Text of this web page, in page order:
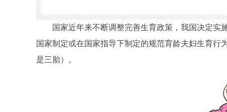
国家近年来不断调整完善生育政策，我国决定实
国家制定或在国家指导下制定的规范育龄夫妇生育
是三胎）。